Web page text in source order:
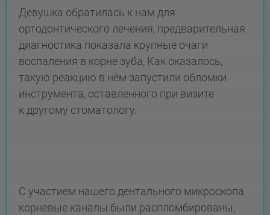
Девушка обратилась к нам для
ортодонтического лечения, предварительная
диагностика показала крупные очаги
воспаления в корне зуба, Как оказалось,
такую реакцию в нём запустили обломки
инструмента, оставленного при визите
к другому стоматологу.
С участием нашего дентального микроскопа
корневые каналы были распломбированы,